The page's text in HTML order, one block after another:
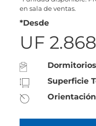
en sala de ventas.
*Desde
UF 2.868
Superficie